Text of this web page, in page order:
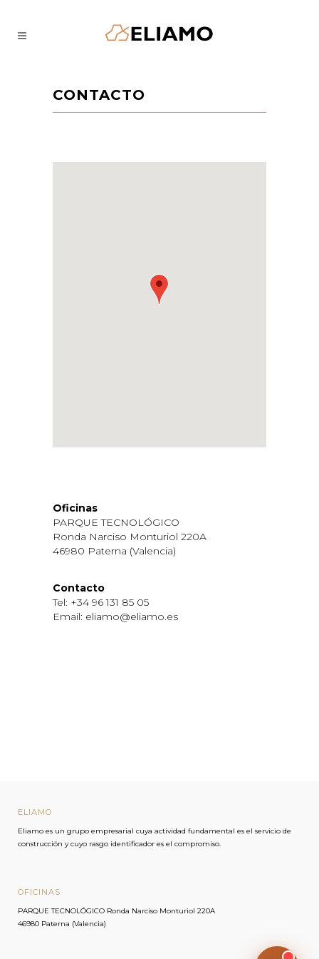
CONTACTO
Oficinas
PARQUE TECNOLÓGICO
Ronda Narciso Monturiol 220A
46980 Paterna (Valencia)
Contacto
Tel: +34 96 131 85 05
Email: eliamo@eliamo.es
ELIAMO
Eliamo es un grupo empresarial cuya actividad fundamental es el servicio de
construcción y cuyo rasgo identificador es el compromiso.
OFICINAS
PARQUE TECNOLÓGICO Ronda Narciso Monturiol 220A
46980 Paterna (Valencia)
Eliamo-Bot · Eliamo
En línea · Responde al instante